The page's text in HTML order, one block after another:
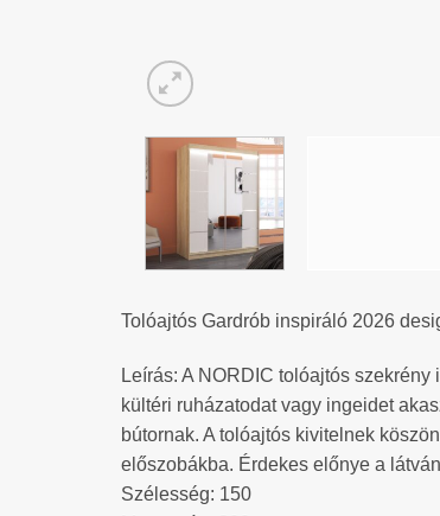
Tolóajtós Gardrób inspiráló 2026
Leírás: A NORDIC tolóajtós
kültéri ruházatodat vagy ingeidet
bútornak. A tolóajtós kivitelnek
előszobákba. Érdekes előnye a
Szélesség: 150